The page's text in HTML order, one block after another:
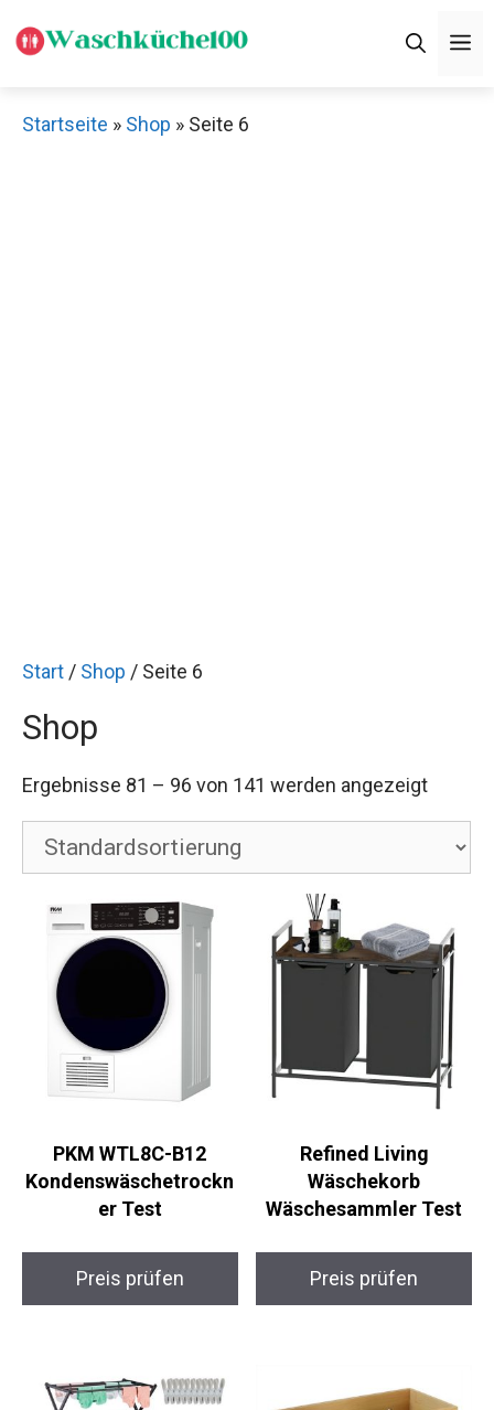
Inhalt
Startseite » Shop » Seite 6
Start / Shop / Seite 6
Shop
Ergebnisse 81 – 96 von 141 werden angezeigt
PKM WTL8C-B12
Kondenswäschetrockn
er Test
Preis prüfen
Refined Living
Wäschekorb
Wäschesammler Test
Preis prüfen